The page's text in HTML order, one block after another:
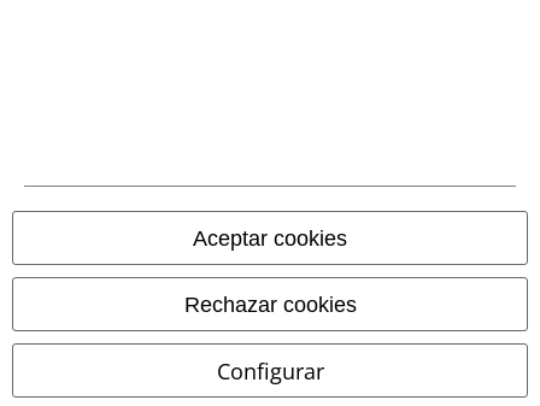
Aceptar cookies
Rechazar cookies
Configurar
Ley protección de datos
Eliminación de residuos y protección del medioambiente
Información sobre accesibilidad